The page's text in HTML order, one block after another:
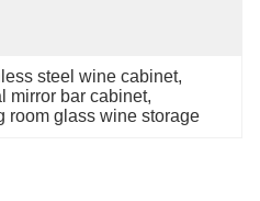
steel wine cabinet,
mirror bar cabinet,
room glass wine storage